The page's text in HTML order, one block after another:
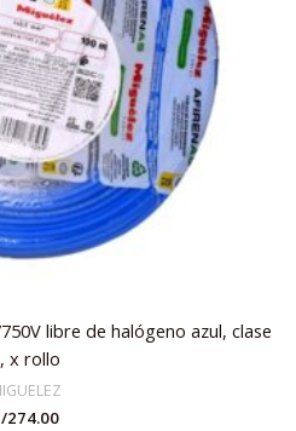
libre de halógeno azul, clase
x rollo
274.00